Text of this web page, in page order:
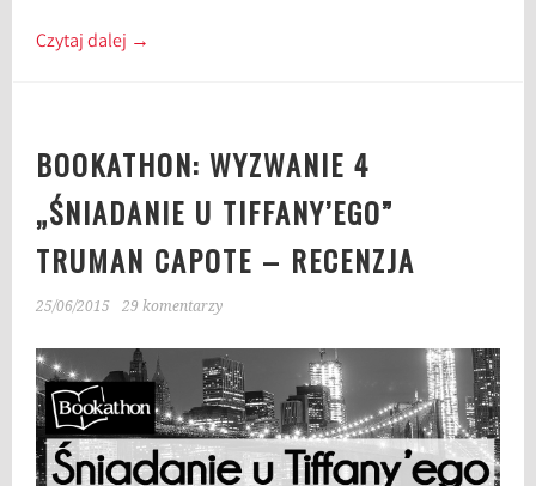
Czytaj dalej →
BOOKATHON: WYZWANIE 4
„ŚNIADANIE U TIFFANY’EGO”
TRUMAN CAPOTE – RECENZJA
25/06/2015 29 komentarzy